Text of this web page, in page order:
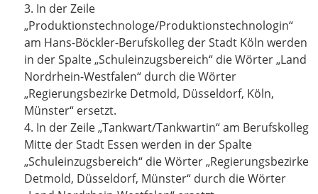
3. In der Zeile
„Produktionstechnologe/Produktionstechnologin“
am Hans-Böckler-Berufskolleg der Stadt Köln werden
in der Spalte „Schuleinzugsbereich“ die Wörter „Land
Nordrhein-Westfalen“ durch die Wörter
„Regierungsbezirke Detmold, Düsseldorf, Köln,
Münster“ ersetzt.
4. In der Zeile „Tankwart/Tankwartin“ am Berufskolleg
Mitte der Stadt Essen werden in der Spalte
„Schuleinzugsbereich“ die Wörter „Regierungsbezirke
Detmold, Düsseldorf, Münster“ durch die Wörter